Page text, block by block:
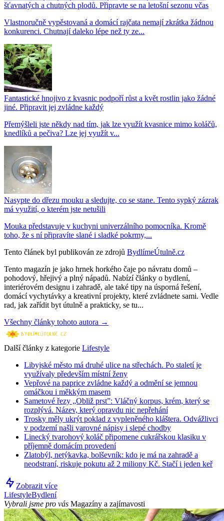
šťavnatých a chutných plodů. Připravte se na letošní sezonu včas
Vlastnoručně vypěstovaná a domácí rajčata nemají zkrátka žádnou
konkurenci. Chutnají daleko lépe než ty ze...
Fantastické hnojivo z kvasnic podpoří růst a květ rostlin jako žádné
jiné. Připravit jej zvládne každý
Přemýšleli jste někdy nad tím, jak lze využít kvasnice mimo koláčů,
knedlíků a pečiva? Lze jej využít v...
Nasypte do dřezu mouku a sledujte, co se stane. Tento sypký zázrak
má využití, o kterém jste netušili
Mouka představuje v kuchyni univerzálního pomocníka. Kromě
toho, že s ní připravíte slané i sladké pokrmy,...
Tento článek byl publikován ze zdrojů BydlímeÚtulně.cz
Tento magazín je jako hrnek horkého čaje po návratu domů –
pohodový, hřejivý a plný nápadů. Nabízí články o bydlení,
interiérovém designu i zahradě, ale také tipy na úsporná řešení,
domácí vychytávky a kreativní projekty, které zvládnete sami. Vedle
rad, jak zařídit byt útulně a prakticky, se tu...
Všechny články tohoto autora →
Další články z kategorie Lifestyle
Libyjské město má druhé ulice na střechách. Po staletí je
využívaly především místní ženy
Vepřové na paprice zvládne každý a odmění se jemnou
omáčkou i měkkým masem
Sametové řezy „Obliž prst”: Vláčný korpus, krém, který se
rozplývá. Název, který opravdu nic nepřehání
Trosky měly ukrýt poklad z vypleněného kláštera. Odvážlivci
v podzemí našli varovné nápisy i slepé chodby
Linecký tvarohový koláč připomene cukrářskou klasiku v
příjemně domácím provedení
Zlatobýl, netýkavka, bolševník: kdo je má na zahradě a
neodstraní, riskuje pokutu až 2 miliony Kč. Stačí i jeden keř
Zobrazit více
LifestyleBydlení
Vybrali jsme pro vás Magazíny a zajímavosti